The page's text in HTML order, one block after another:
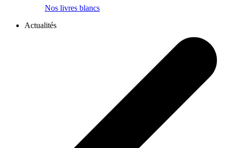
Nos livres blancs
Actualités